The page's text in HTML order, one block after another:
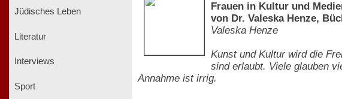
Jüdisches Leben
Literatur
Interviews
Sport
Frauen in Kultur und
von Dr. Valeska Henze,
Valeska Henze
Kunst und Kultur wird die
sind erlaubt. Viele glauben
Annahme ist irrig.